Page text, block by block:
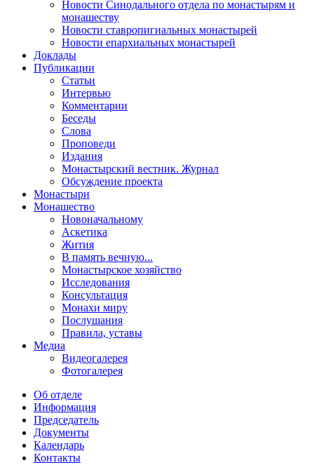
Новости Синодального отдела по монастырям и
монашеству
Новости ставропигиальных монастырей
Новости епархиальных монастырей
Доклады
Публикации
Статьи
Интервью
Комментарии
Беседы
Слова
Проповеди
Издания
Монастырский вестник. Журнал
Обсуждение проекта
Монастыри
Монашество
Новоначальному
Аскетика
Жития
В память вечную...
Монастырское хозяйство
Исследования
Консультация
Монахи миру
Послушания
Правила, уставы
Медиа
Видеогалерея
Фотогалерея
Об отделе
Информация
Председатель
Документы
Календарь
Контакты